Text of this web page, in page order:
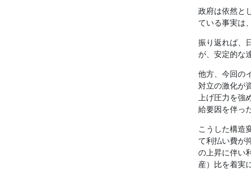
政府は依然と
ている事実は
振り返れば、
が、安定的な
他方、今回の
対立の激化が
上げ圧力を強
給要因を伴っ
こうした構造
て利払い費が
の上昇に伴い
産）比を着実